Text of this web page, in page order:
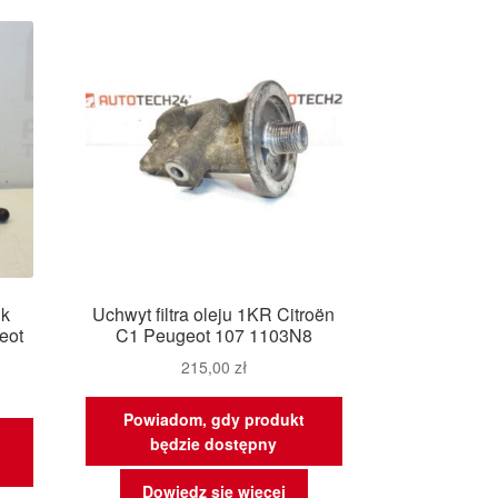
Uchwyt filtra oleju 1KR Citroën
C1 Peugeot 107 1103N8
215,00 zł
Powiadom, gdy produkt
będzie dostępny
Dowiedz się więcej